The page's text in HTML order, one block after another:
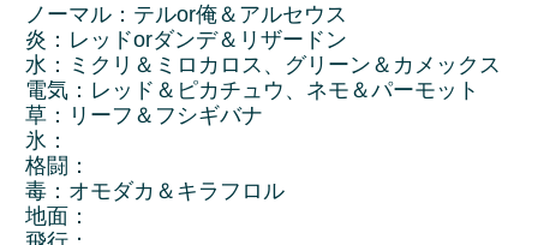
ノーマル：テルor俺＆アルセウス
炎：レッドorダンデ＆リザードン
水：ミクリ＆ミロカロス、グリーン＆カメックス
電気：レッド＆ピカチュウ、ネモ＆パーモット
草：リーフ＆フシギバナ
氷：
格闘：
毒：オモダカ＆キラフロル
地面：